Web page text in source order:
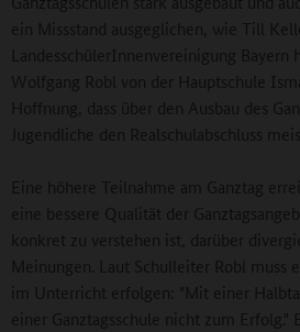
ein Missstand ausgeglichen, wie Till
LandesschülerInnenvereinigung Bayern
Wolfgang Robl von der Hauptschule
Hoffnung, dass über den Ausbau des
Jugendliche den Realschulabschluss
Eine höhere Teilnahme am Ganztag
eine bessere Qualität der
konkret zu verstehen ist, darüber
Meinungen. Laut Schulleiter Robl muss
im Unterricht erfolgen: "Mit einer
einer Ganztagsschule nicht zum Erfolg."